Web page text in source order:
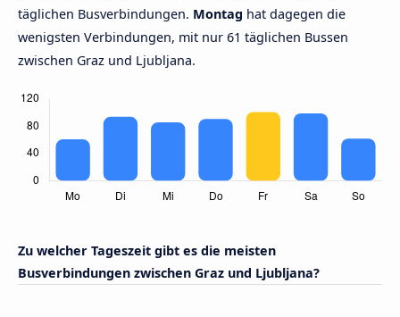
täglichen Busverbindungen. Montag hat dagegen die
wenigsten Verbindungen, mit nur 61 täglichen Bussen
zwischen Graz und Ljubljana.
Zu welcher Tageszeit gibt es die meisten
Busverbindungen zwischen Graz und Ljubljana?